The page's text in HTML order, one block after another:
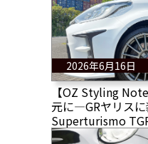
2026年6月16日
【OZ Styling
元に―GRヤリス
Superturismo
は？